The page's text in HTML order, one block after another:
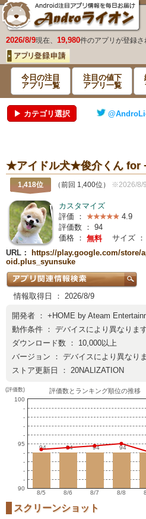
2026/8/9現在、 19,980件のアプリが登録さ
今日の注目
アプリ一覧
注目の値下
アプリ一覧
▶ カテゴリ選択
★アイドル犬★俊介くん for
1,418位 （前回 1,400位） ※2026/8/
カスタマイズ
評価 ：
4.9
評価数 ： 94
価格 ： 無料 サイズ ：
URL：
https://play.google.com/store/
oid.plus_syunsuke
情報取得日 ： 2026/8/9
開発者 ： +HOME by Ateam
動作条件 ： デバイスにより異なりま
ダウンロード数 ： 10,000以上
バージョン ： デバイスにより異なり
ストア更新日 ： 20NALIZATION
(評価数)
100
-
-
-
-
95
-
-
-
-
90
評価数とランキング順位の推移
94
94 94
94 94
94 94
94
8/5 8/6 8/7 8/8
スクリーンショット